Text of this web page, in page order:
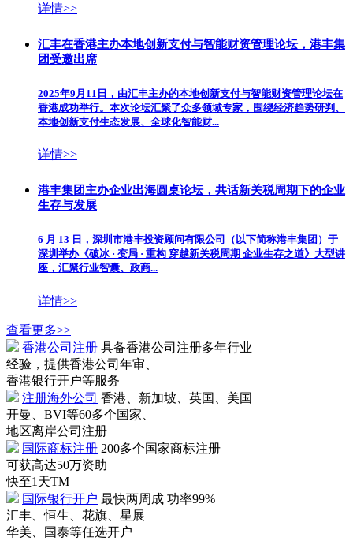
详情>>
汇丰在香港主办本地创新支付与智能财资管理论坛，港丰集
团受邀出席
2025年9月11日，由汇丰主办的本地创新支付与智能财资管理论坛在
香港成功举行。本次论坛汇聚了众多领域专家，围绕经济趋势研判、
本地创新支付生态发展、全球化智能财...
详情>>
港丰集团主办企业出海圆桌论坛，共话新关税周期下的企业
生存与发展
6 月 13 日，深圳市港丰投资顾问有限公司（以下简称港丰集团）于
深圳举办《破冰 · 变局 · 重构 穿越新关税周期 企业生存之道》大型讲
座，汇聚行业智囊、政商...
详情>>
查看更多>>
香港公司注册 具备香港公司注册多年行业
经验，提供香港公司年审、
香港银行开户等服务
注册海外公司 香港、新加坡、英国、美国
开曼、BVI等60多个国家、
地区离岸公司注册
国际商标注册 200多个国家商标注册
可获高达50万资助
快至1天TM
国际银行开户 最快两周成 功率99%
汇丰、恒生、花旗、星展
华美、国泰等任选开户